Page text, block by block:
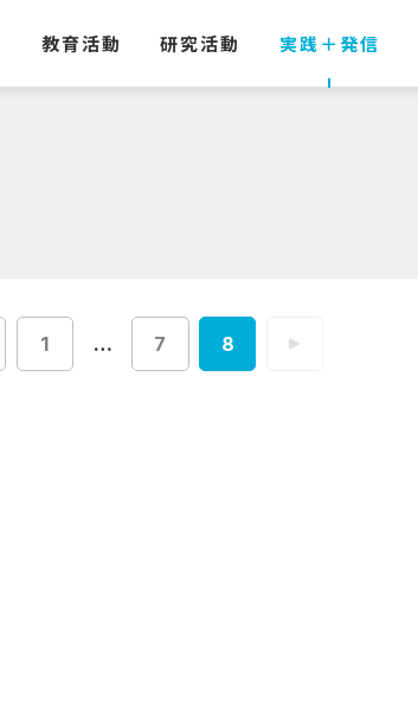
教育活動 研究活動 実践＋発信
稿
1 … 7 8